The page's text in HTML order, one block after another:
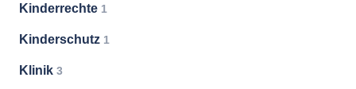
Kinderrechte 1
Kinderschutz 1
Klinik 3